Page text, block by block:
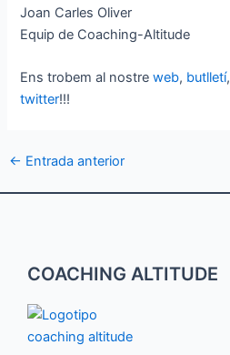
Joan Carles Oliver
Equip de Coaching-Altitude
Ens trobem al nostreweb, butlletí,
twitter!!!
← Entrada anterior
COACHING ALTITUDE